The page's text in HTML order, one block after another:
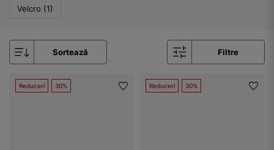
Velcro (1)
Sortează Filtre
Reduceri 30% Reduceri 30%